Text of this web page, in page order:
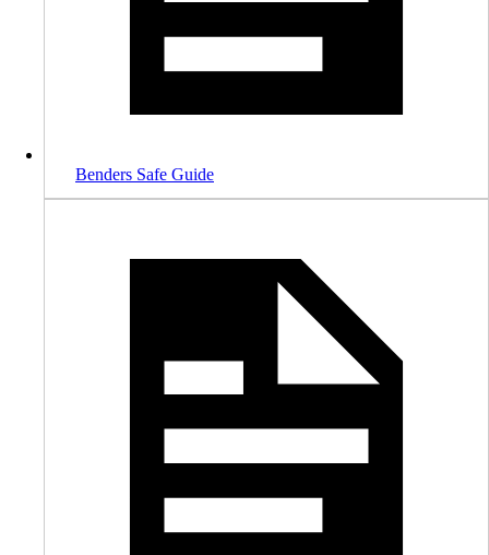
Benders Safe Guide